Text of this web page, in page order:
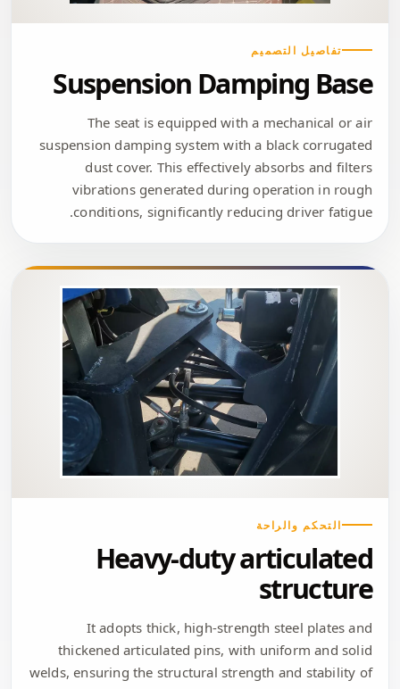
تفاصيل التصميم
Suspension Damping Base
The seat is equipped with a mechanical or air
suspension damping system with a black corrugated
dust cover. This effectively absorbs and filters
vibrations generated during operation in rough
conditions, significantly reducing driver fatigue.
التحكم والراحة
Heavy-duty articulated
structure
It adopts thick, high-strength steel plates and
thickened articulated pins, with uniform and solid
welds, ensuring the structural strength and stability of